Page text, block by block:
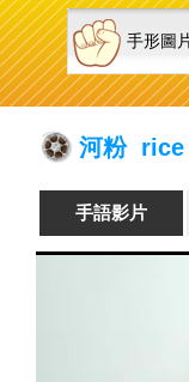
手形圖片
河粉
手語影片